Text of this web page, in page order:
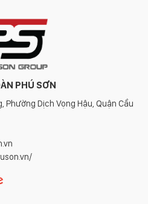
PHÚ SƠN
Phường Dịch Vọng Hậu, Quận Cầu